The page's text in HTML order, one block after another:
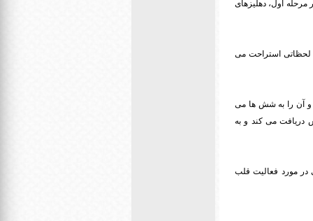
اول، دهلیزهای
لحظاتی استراحت می
و آن را به شش ها می
دریافت می کند و به
در مورد فعالیت قلب